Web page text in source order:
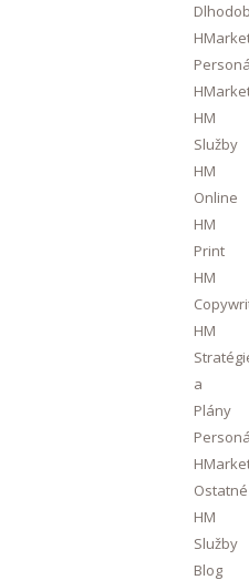
HM
Služby
HM
Online
HM
Print
HM
HM
a
Plány
Ostatné
HM
Služby
Blog